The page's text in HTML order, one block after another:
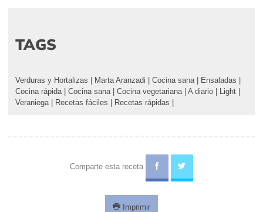
TAGS
Verduras y Hortalizas Marta Aranzadi Cocina sana Ensaladas
Cocina rápida
Cocina sana Cocina vegetariana A diario Light
Veraniega
Recetas fáciles Recetas rápidas
Comparte esta receta
Imprimir